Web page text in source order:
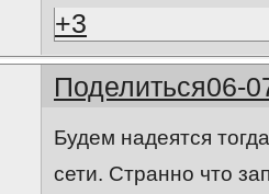
+3
Поделиться06-
Будем надеятся
сети. Странно что